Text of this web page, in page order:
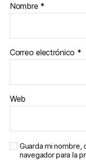
Nombre *
Correo electrónico *
Web
Guarda mi
navegador para la